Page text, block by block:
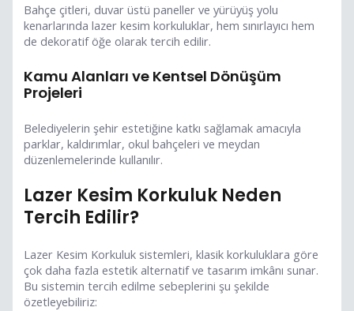
Bahçe çitleri, duvar üstü paneller ve yürüyüş yolu
kenarlarında lazer kesim korkuluklar, hem sınırlayıcı hem
de dekoratif öğe olarak tercih edilir.
Kamu Alanları ve Kentsel Dönüşüm
Projeleri
Belediyelerin şehir estetiğine katkı sağlamak amacıyla
parklar, kaldırımlar, okul bahçeleri ve meydan
düzenlemelerinde kullanılır.
Lazer Kesim Korkuluk Neden
Tercih Edilir?
Lazer Kesim Korkuluk sistemleri, klasik korkuluklara göre
çok daha fazla estetik alternatif ve tasarım imkânı sunar.
Bu sistemin tercih edilme sebeplerini şu şekilde
özetleyebiliriz: